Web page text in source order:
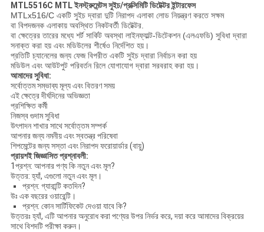
MTL5516C MTL ইনস্ট্রুমেন্টস সুইচ/প্রক্সিমিটি ডিটেক্টর ইন্টারফেস
MTLx516/C একটি সুইচ দ্বারা দুটি নিরাপদ এলাকা লোড নিয়ন্ত্রণ করতে সক্ষম
বা বিপদজনক এলাকায় অবস্থিত নিকটবর্তী ডিটেক্টর.
বা ক্ষেত্রের তারের মধ্যে শর্ট সার্কিট অবস্থা লাইনফ্যাল্ট-ডিটেকশন (এলএফডি) সুবিধা দ্বারা
সনাক্ত করা হয় এবং মডিউলের শীর্ষেও নির্দেশিত হয়।
প্রতিটি চ্যানেলের জন্য ফেজ বিপরীত একটি সুইচ দ্বারা নির্বাচন করা হয়
মডিউল এবং আউটপুট পরিবর্তন রিলে যোগাযোগ দ্বারা সরবরাহ করা হয়।
আমাদের সুবিধা:
সর্বোত্তম সম্ভাব্য মূল্য এবং বিতরণ সময়
এই ক্ষেত্রে দীর্ঘদিনের অভিজ্ঞতা
প্রশিক্ষিত কর্মী
নিজস্ব গুদাম সুবিধা
উৎপাদন শাখার সাথে সর্বোত্তম সম্পর্ক
আপনার জন্য নমনীয় এবং স্বতন্ত্র পরিষেবা
শিপমেন্টের জন্য সস্তা এবং নিরাপদ ফরোয়ার্ডার (বায়ু)
প্রায়শই জিজ্ঞাসিত প্রশ্নাবলী:
1প্রশ্ন: আপনার পণ্য কি নতুন এবং মূল?
উত্তর: হ্যাঁ, এগুলো নতুন এবং মূল।
প্রশ্ন: গ্যারান্টি কতদিন?
উঃ এক বছরের ওয়ারেন্টি।
প্রশ্ন: কোন সার্টিফিকেট দেওয়া যাবে কি?
উত্তরঃ হ্যাঁ, এটি আপনার অনুরোধ করা পণ্যের উপর নির্ভর করে, দয়া করে আমাদের বিক্রয়ের
সাথে বিশদটি পরীক্ষা করুন।